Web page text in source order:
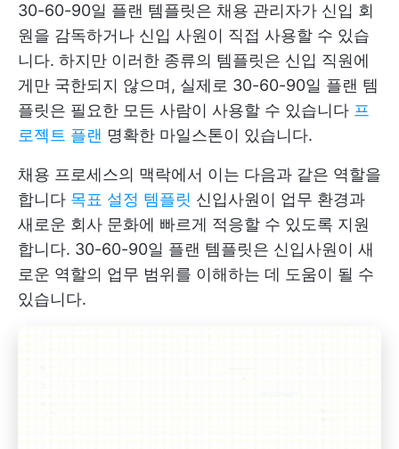
30-60-90일 플랜 템플릿은 채용 관리자가 신입 회
원을 감독하거나 신입 사원이 직접 사용할 수 있습
니다. 하지만 이러한 종류의 템플릿은 신입 직원에
게만 국한되지 않으며, 실제로 30-60-90일 플랜 템
플릿은 필요한 모든 사람이 사용할 수 있습니다 프
로젝트 플랜 명확한 마일스톤이 있습니다.
채용 프로세스의 맥락에서 이는 다음과 같은 역할을
합니다 목표 설정 템플릿 신입사원이 업무 환경과
새로운 회사 문화에 빠르게 적응할 수 있도록 지원
합니다. 30-60-90일 플랜 템플릿은 신입사원이 새
로운 역할의 업무 범위를 이해하는 데 도움이 될 수
있습니다.